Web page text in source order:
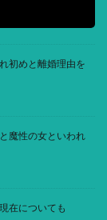
初めと離婚理由を
魔性の女といわれ
在についても